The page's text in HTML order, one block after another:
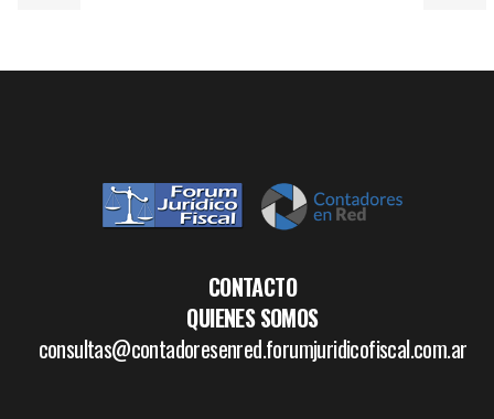
CONTACTO
QUIENES SOMOS
consultas@contadoresenred.forumjuridicofiscal.com.ar